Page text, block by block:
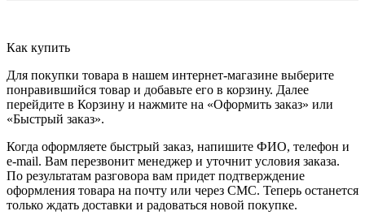
Как купить
Для покупки товара в нашем интернет-магазине выберите
понравившийся товар и добавьте его в корзину. Далее
перейдите в Корзину и нажмите на «Оформить заказ» или
«Быстрый заказ».
Когда оформляете быстрый заказ, напишите ФИО, телефон и
e-mail. Вам перезвонит менеджер и уточнит условия заказа.
По результатам разговора вам придет подтверждение
оформления товара на почту или через СМС. Теперь останется
только ждать доставки и радоваться новой покупке.